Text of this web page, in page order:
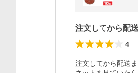
注文してから配
4
注文してから配送